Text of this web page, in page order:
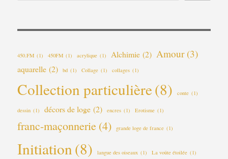
450.FM (1) 450FM (1) acrylique (1) Alchimie (2) Amour (3)
aquarelle (2) bd (1) Collage (1) collages (1)
Collection particulière(8) conte (1)
dessin (1) décors de loge (2) encres (1) Erotisme (1)
franc-maçonnerie (4) grande loge de france (1)
Initiation (8) langue des oiseaux (1) La voûte étoilée (1)